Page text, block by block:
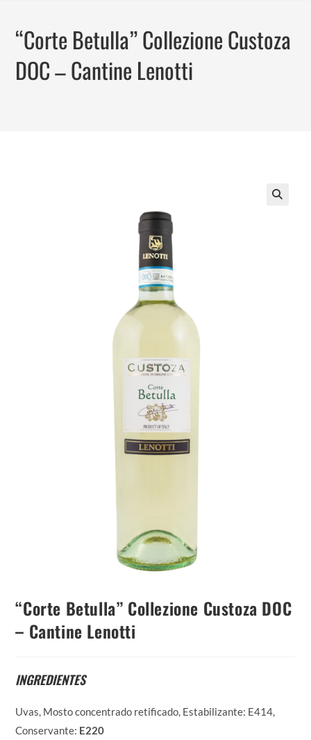
content“Corte Betulla” Collezione Custoza
DOC – Cantine Lenotti
“Corte Betulla” Collezione Custoza DOC
– Cantine Lenotti
INGREDIENTES
Uvas, Mosto concentrado retificado, Estabilizante: E414,
Conservante: E220